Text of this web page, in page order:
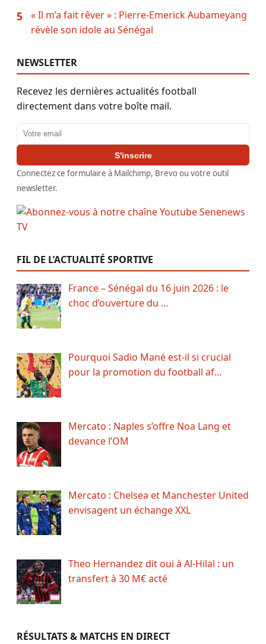
5
« Il m’a fait rêver » : Pierre-Emerick Aubameyang
révèle son idole au Sénégal
NEWSLETTER
Recevez les dernières actualités football
directement dans votre boîte mail.
Adresse email
S'inscrire
Connectez ce formulaire à Mailchimp, Brevo ou votre outil
newsletter.
FIL DE L’ACTUALITÉ SPORTIVE
France – Sénégal du 16 juin 2026 : le
choc d’ouverture du …
Pourquoi Sadio Mané est-il si crucial
pour la promotion du football af…
Mercato : Naples s’offre Noa Lang et
devance l’OM
Mercato : Chelsea et Manchester United
envisagent un échange XXL
Theo Hernandez dit oui à Al-Hilal : un
transfert à 30 M€ acté
RÉSULTATS & MATCHS EN DIRECT